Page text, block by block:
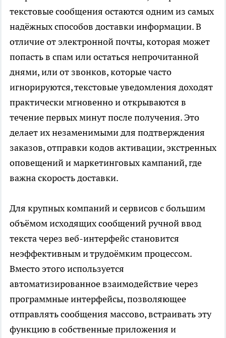
текстовые сообщения остаются одним из самых
надёжных способов доставки информации. В
отличие от электронной почты, которая может
попасть в спам или остаться непрочитанной
днями, или от звонков, которые часто
игнорируются, текстовые уведомления доходят
практически мгновенно и открываются в
течение первых минут после получения. Это
делает их незаменимыми для подтверждения
заказов, отправки кодов активации, экстренных
оповещений и маркетинговых кампаний, где
важна скорость доставки.
Для крупных компаний и сервисов с большим
объёмом исходящих сообщений ручной ввод
текста через веб-интерфейс становится
неэффективным и трудоёмким процессом.
Вместо этого используется
автоматизированное взаимодействие через
программные интерфейсы, позволяющее
отправлять сообщения массово, встраивать эту
функцию в собственные приложения и